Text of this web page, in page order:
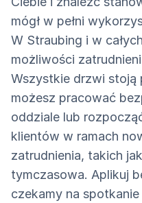
mógł w pełni
W Straubing i w
możliwości
Wszystkie drzwi stoją
możesz pracować
oddziale lub
klientów w ramach
zatrudnienia, takich
tymczasowa. Aplikuj
czekamy na spotkanie